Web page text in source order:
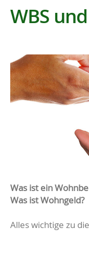
WBS
Was ist ein
Was ist Wohngeld?
Alles wichtige zu